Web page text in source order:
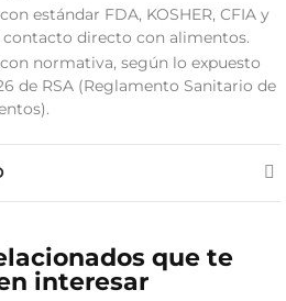
estándar FDA, KOSHER, CFIA y
contacto directo con alimentos.
normativa, según lo expuesto
de RSA (Reglamento Sanitario de
que te
interesar